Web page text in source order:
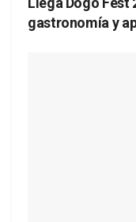
gastronomía y